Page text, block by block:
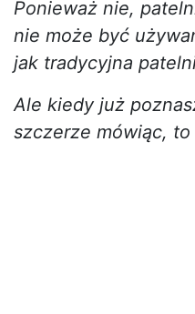
Ponieważ nie,
nie może być
jak tradycyjna
Ale kiedy już
szczerze mówiąc,